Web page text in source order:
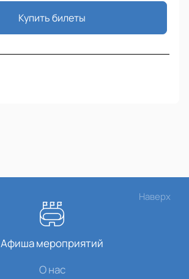
Купить билеты
Наверх
Афиша мероприятий
О нас